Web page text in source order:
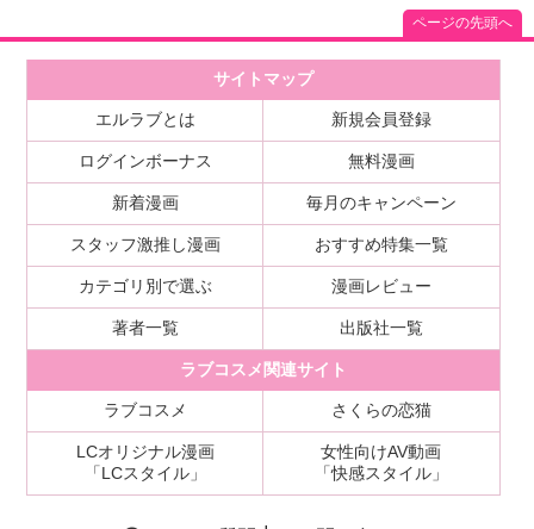
ページの先頭へ
サイトマップ
エルラブとは 新規会員登録
ログインボーナス 無料漫画
新着漫画 毎月のキャンペーン
スタッフ激推し漫画 おすすめ特集一覧
カテゴリ別で選ぶ 漫画レビュー
著者一覧 出版社一覧
ラブコスメ関連サイト
ラブコスメ さくらの恋猫
LCオリジナル漫画
「LCスタイル」
女性向けAV動画
「快感スタイル」